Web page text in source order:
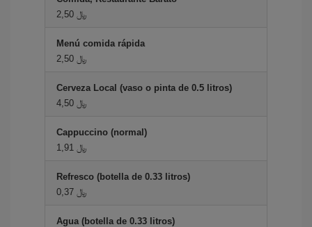
2,50 ﷼
Menú comida rápida
2,50 ﷼
Cerveza Local (vaso o pinta de 0.5 litros)
4,50 ﷼
Cappuccino (normal)
1,91 ﷼
Refresco (botella de 0.33 litros)
0,37 ﷼
Agua (botella de 0.33 litros)